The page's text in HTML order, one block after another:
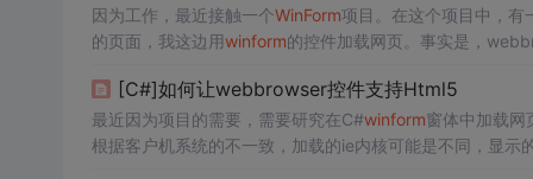
因为工作，最近接触一个WinForm项目。在这个项目中，
的页面，我这边用winform的控件加载网页。事实是，
[C#]如何让webbrowser控件支持Html5
最近因为项目的需要，需要研究在C#winform窗体中加载网
根据客户机系统的不一致，加载的ie内核可能是不同，显